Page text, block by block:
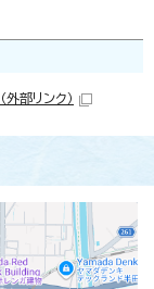
（外部リンク）